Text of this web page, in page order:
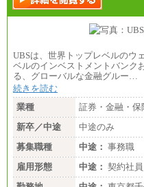
UBSは、世界トップレベルのウ
ベルのインベストメントバンク
る、グローバルな金融グルー…
続きを読む
業種
証券・金融・保
新卒／中途
中途のみ
募集職種
中途： 事務職
雇用形態
中途： 契約社員